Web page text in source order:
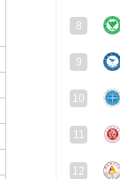
8
9
10
11
12